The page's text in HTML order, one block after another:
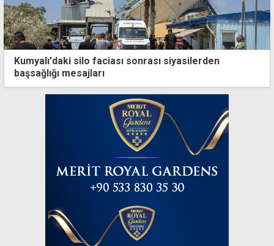
Kumyalı'daki silo faciası sonrası siyasilerden
başsağlığı mesajları